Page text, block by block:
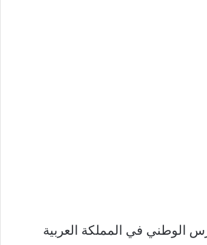
الوطني في المملكة العربية